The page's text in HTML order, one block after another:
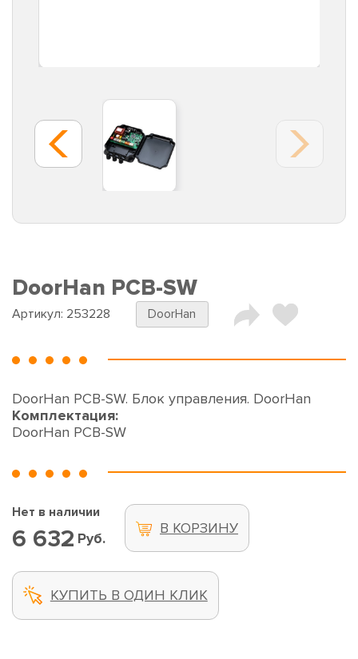
DoorHan PCB-SW
Артикул: 253228 DoorHan
DoorHan PCB-SW. Блок управления. DoorHan
Комплектация:
DoorHan PCB-SW
Нет в наличии
6 632 Руб.
В КОРЗИНУ
КУПИТЬ В ОДИН КЛИК